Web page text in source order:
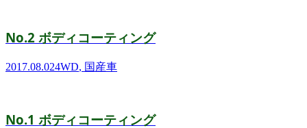
No.2 ボディコーティング
2017.08.024WD, 国産車
No.1 ボディコーティング